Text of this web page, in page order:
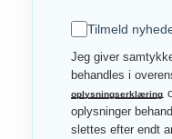
Tilmeld
Jeg giver
behandles i
oplysningserklæring
oplysninger
slettes efter endt